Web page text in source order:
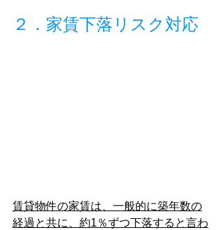
２．家賃下落リスク対応
賃貸物件の家賃は、一般的に築年数の
経過と共に、約1％ずつ下落すると言わ